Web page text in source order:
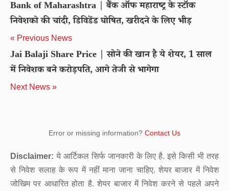
Bank of Maharashtra | बैंक ऑफ महाराष्ट्र के स्टॉक
निवेशको की चांदी, डिविडेंड घोषित, खरीदने के लिए भीड़
« Previous News
Jai Balaji Share Price | सोने की खान है ये शेयर, 1 साल
में निवेशक बने करोड़पति, आगे तेजी से भागेगा
Next News »
Error or missing information? Contact Us
Disclaimer: ये आर्टिकल सिर्फ जानकारी के लिए है. इसे किसी भी तरह
से निवेश सलाह के रूप में नहीं माना जाना चाहिए. शेयर बाजार में निवेश
जोखिम पर आधारित होता है. शेयर बाजार में निवेश करने से पहले अपने